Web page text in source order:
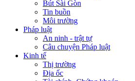
Bút Sài Gòn
Tin buồn
Môi trường
Pháp luật
An ninh - trật tự
Câu chuyện Pháp luật
Kinh tế
Thị trường
Địa ốc